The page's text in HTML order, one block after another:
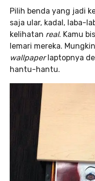
Pilih benda yang jadi
saja ular, kadal, laba-
kelihatan real. Kamu
lemari mereka.
wallpaper laptopnya
hantu-hantu.